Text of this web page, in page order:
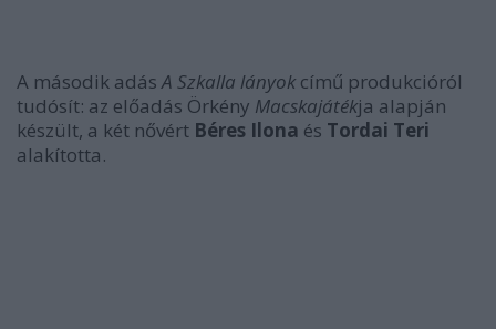
A második adásA Szkalla lányok című produkcióról
tudósít: az előadás Örkény Macskajátékja alapján
készült, a két nővért Béres Ilona és Tordai Teri
alakította.